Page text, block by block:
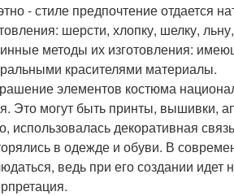
- стиле предпочтение отдается
шерсти, хлопку, шелку,
методы их изготовления:
красителями материалы.
элементов костюма
Это могут быть принты, вышивки,
использовалась декоративная
в одежде и обуви. В
ведь при его создании идет